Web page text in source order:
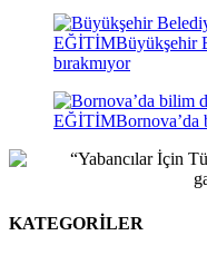
EĞİTİMBüyükşehir
bırakmıyor
EĞİTİMBornova’da
KATEGORİLER